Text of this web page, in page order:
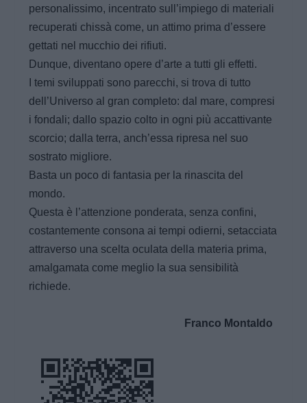
personalissimo, incentrato sull’impiego di materiali
recuperati chissà come, un attimo prima d’essere
gettati nel mucchio dei rifiuti.
Dunque, diventano opere d’arte a tutti gli effetti.
I temi sviluppati sono parecchi, si trova di tutto
dell’Universo al gran completo: dal mare, compresi
i fondali; dallo spazio colto in ogni più accattivante
scorcio; dalla terra, anch’essa ripresa nel suo
sostrato migliore.
Basta un poco di fantasia per la rinascita del
mondo.
Questa è l’attenzione ponderata, senza confini,
costantemente consona ai tempi odierni, setacciata
attraverso una scelta oculata della materia prima,
amalgamata come meglio la sua sensibilità
richiede.
Franco Montaldo